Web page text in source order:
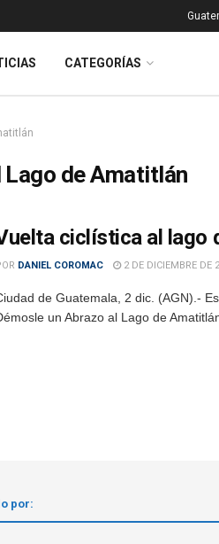
CATEGORÍAS
Lago de Amatitlán
ciclística al lago
DANIEL COROMAC 2 DE DICIEMBRE DE
de Guatemala, 2 dic. (AGN).-
un Abrazo al Lago de
por: